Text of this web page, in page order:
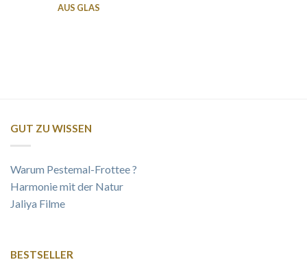
AUS GLAS
GUT ZU WISSEN
Warum Pestemal-Frottee ?
Harmonie mit der Natur
Jaliya Filme
BESTSELLER